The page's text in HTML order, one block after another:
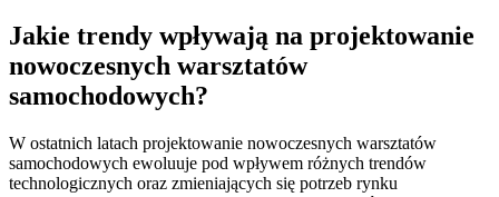
Jakie trendy wpływają na projektowanie
nowoczesnych warsztatów
samochodowych?
W ostatnich latach projektowanie nowoczesnych warsztatów
samochodowych ewoluuje pod wpływem różnych trendów
technologicznych oraz zmieniających się potrzeb rynku